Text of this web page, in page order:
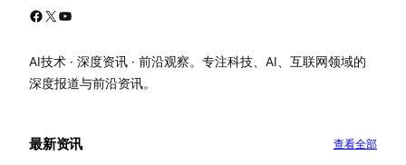
Facebook X YouTube
AI技术 · 深度资讯 · 前沿观察。专注科技、AI、互联网领域的
深度报道与前沿资讯。
最新资讯 查看全部